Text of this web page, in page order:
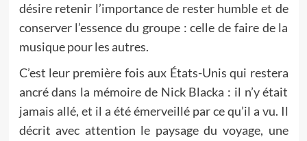
désire retenir l’importance de rester humble et de
conserver l’essence du groupe : celle de faire de la
musique pour les autres.
C’est leur première fois aux États-Unis qui restera
ancré dans la mémoire de Nick Blacka : il n’y était
jamais allé, et il a été émerveillé par ce qu’il a vu. Il
décrit avec attention le paysage du voyage, une